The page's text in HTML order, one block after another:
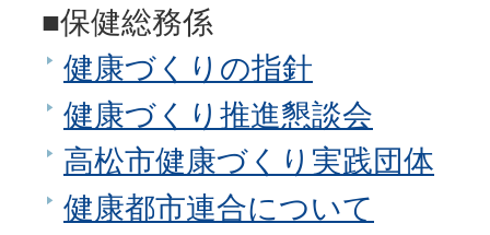
■保健総務係
健康づくりの指針
健康づくり推進懇談会
高松市健康づくり実践団体
健康都市連合について